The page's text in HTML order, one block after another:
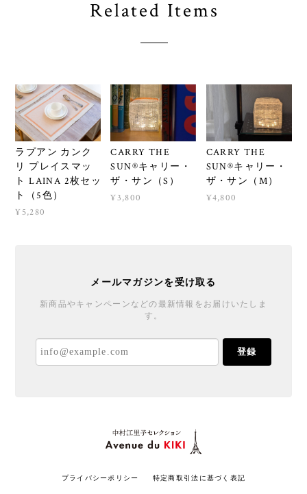
Related Items
ラプアン カンク
リ プレイスマッ
ト LAINA 2枚セッ
ト（5色）
¥5,280
CARRY THE
SUN®キャリー・
ザ・サン（S）
¥3,800
CARRY THE
SUN®キャリー・
ザ・サン（M）
¥4,800
メールマガジンを受け取る
新商品やキャンペーンなどの最新情報をお届けいたしま
す。
登録
プライバシーポリシー 特定商取引法に基づく表記